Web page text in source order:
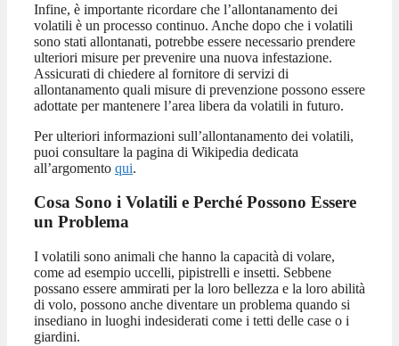
Infine, è importante ricordare che l’allontanamento dei
volatili è un processo continuo. Anche dopo che i volatili
sono stati allontanati, potrebbe essere necessario prendere
ulteriori misure per prevenire una nuova infestazione.
Assicurati di chiedere al fornitore di servizi di
allontanamento quali misure di prevenzione possono essere
adottate per mantenere l’area libera da volatili in futuro.
Per ulteriori informazioni sull’allontanamento dei volatili,
puoi consultare la pagina di Wikipedia dedicata
all’argomento qui.
Cosa Sono i Volatili e Perché Possono Essere
un Problema
I volatili sono animali che hanno la capacità di volare,
come ad esempio uccelli, pipistrelli e insetti. Sebbene
possano essere ammirati per la loro bellezza e la loro abilità
di volo, possono anche diventare un problema quando si
insediano in luoghi indesiderati come i tetti delle case o i
giardini.